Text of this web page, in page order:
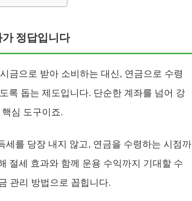
정답입니다
금으로 받아 소비하는 대신, 연금으로 수령
록 돕는 제도입니다. 단순한 계좌를 넘어 강
심 도구이죠.
세를 당장 내지 않고, 연금을 수령하는 시점까
절세 효과와 함께 운용 수익까지 기대할 수
관리 방법으로 꼽힙니다.